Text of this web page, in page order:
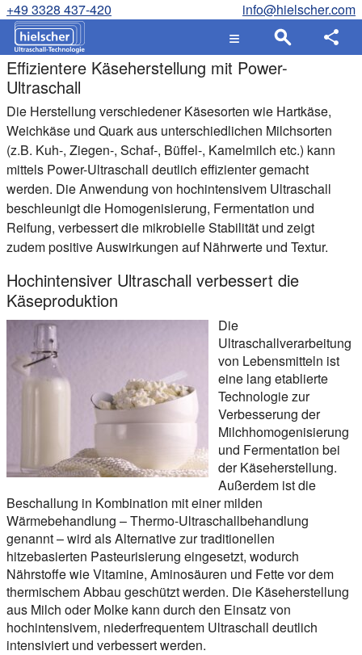
+49 3328 437-420 info@hielscher.com
Effizientere Käseherstellung mit Power-
Ultraschall
Die Herstellung verschiedener Käsesorten wie Hartkäse,
Weichkäse und Quark aus unterschiedlichen Milchsorten
(z.B. Kuh-, Ziegen-, Schaf-, Büffel-, Kamelmilch etc.) kann
mittels Power-Ultraschall deutlich effizienter gemacht
werden. Die Anwendung von hochintensivem Ultraschall
beschleunigt die Homogenisierung, Fermentation und
Reifung, verbessert die mikrobielle Stabilität und zeigt
zudem positive Auswirkungen auf Nährwerte und Textur.
Hochintensiver Ultraschall verbessert die
Käseproduktion
Die
Ultraschallverarbeitung
von Lebensmitteln ist
eine lang etablierte
Technologie zur
Verbesserung der
Milchhomogenisierung
und Fermentation bei
der Käseherstellung.
Außerdem ist die
Beschallung in Kombination mit einer milden
Wärmebehandlung – Thermo-Ultraschallbehandlung
genannt – wird als Alternative zur traditionellen
hitzebasierten Pasteurisierung eingesetzt, wodurch
Nährstoffe wie Vitamine, Aminosäuren und Fette vor dem
thermischem Abbau geschützt werden. Die Käseherstellung
aus Milch oder Molke kann durch den Einsatz von
hochintensivem, niederfrequentem Ultraschall deutlich
intensiviert und verbessert werden.